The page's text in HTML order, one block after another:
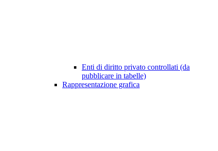
Enti di diritto privato controllati (da
pubblicare in tabelle)
Rappresentazione grafica